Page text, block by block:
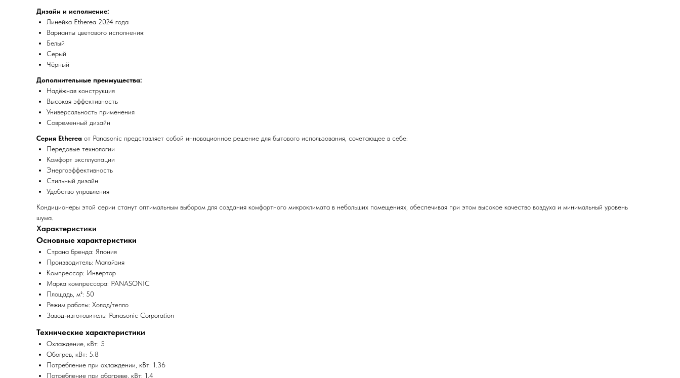
Дизайн и исполнение:
Линейка Etherea 2024 года
Варианты цветового исполнения:
Белый
Серый
Чёрный
Дополнительные преимущества:
Надёжная конструкция
Высокая эффективность
Универсальность применения
Современный дизайн
Серия Etherea от Panasonic представляет собой инновационное решение для бытового использования, сочетающее в себе:
Передовые технологии
Комфорт эксплуатации
Энергоэффективность
Стильный дизайн
Удобство управления
Кондиционеры этой серии станут оптимальным выбором для создания комфортного микроклимата в небольших помещениях, обеспечивая при этом высокое качество воздуха и минимальный уровень
шума.
Характеристики
Основные характеристики
Страна бренда: Япония
Производитель: Малайзия
Компрессор: Инвертор
Марка компрессора: PANASONIC
Площадь, м²: 50
Режим работы: Холод/тепло
Завод-изготовитель: Panasonic Corporation
Технические характеристики
Охлаждение, кВт: 5
Обогрев, кВт: 5.8
Потребление при охлаждении, кВт: 1.36
Потребление при обогреве, кВт: 1.4